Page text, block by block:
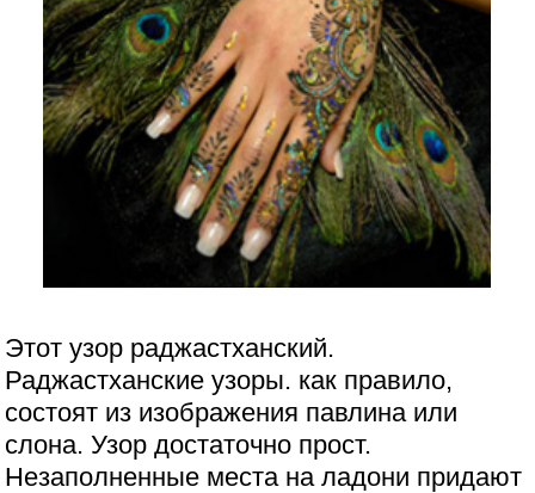
Этот узор раджастханский.
Раджастханские узоры. как правило,
состоят из изображения павлина или
слона. Узор достаточно прост.
Незаполненные места на ладони придают